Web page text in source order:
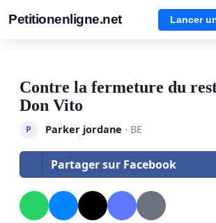
Petitionenligne.net Lancer
Contre la fermeture du
Don Vito
P Parker jordane · BE
Partager sur Facebook